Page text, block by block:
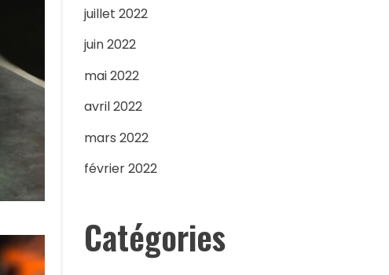
juillet 2022
juin 2022
mai 2022
avril 2022
mars 2022
février 2022
Catégories